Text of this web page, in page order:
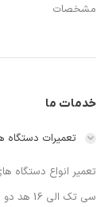
مشخصات
خدمات ما
تعمیرات
تعمیر انواع
سی تک الی 16 هد دو الی 5 محور